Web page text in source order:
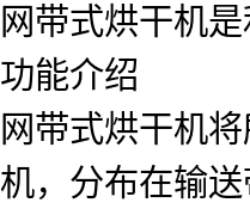
网带式烘干机
功能介绍
网带式烘干机
机，分布在输